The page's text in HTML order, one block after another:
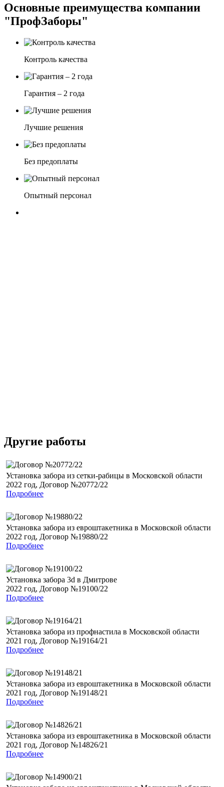
Основные преимущества компании
"ПрофЗаборы"
Контроль качества
Гарантия – 2 года
Лучшие решения
Без предоплаты
Опытный персонал
Другие работы
Установка забора из сетки-рабицы в Московской области
2022 год, Договор №20772/22
Подробнее
Установка забора из евроштакетника в Московской области
2022 год, Договор №19880/22
Подробнее
Установка забора 3d в Дмитрове
2022 год, Договор №19100/22
Подробнее
Установка забора из профнастила в Московской области
2021 год, Договор №19164/21
Подробнее
Установка забора из евроштакетника в Московской области
2021 год, Договор №19148/21
Подробнее
Установка забора из евроштакетника в Московской области
2021 год, Договор №14826/21
Подробнее